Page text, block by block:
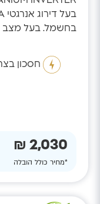
בחשמל. בעל מצב
חסכון
2,030 ₪
*מחיר כולל הובלה